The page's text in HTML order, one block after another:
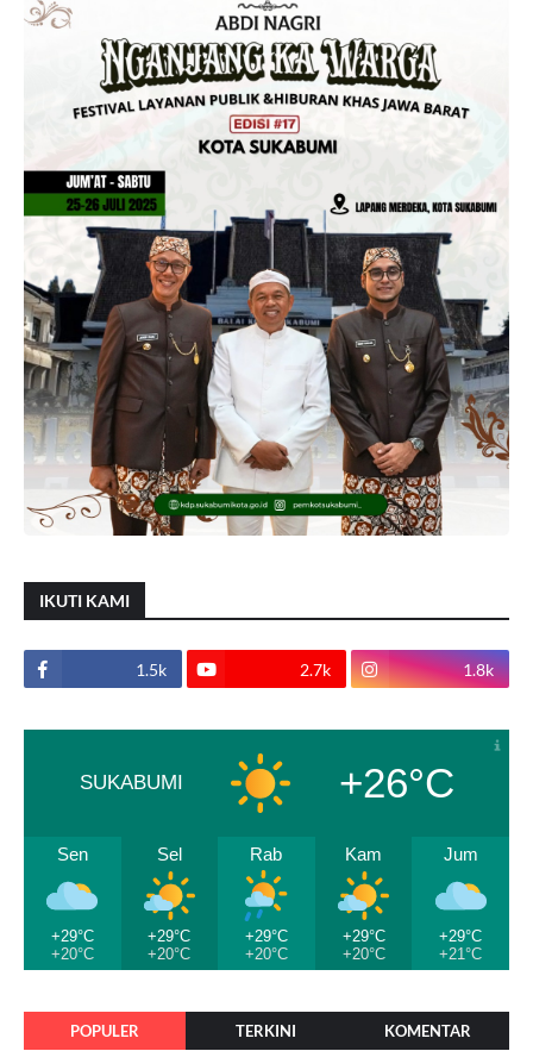
IKUTI KAMI
1.5k 2.7k 1.8k
SUKABUMI +26°C
Sen
+29°C
+20°C
Sel
+29°C
+20°C
Rab
+29°C
+20°C
Kam
+29°C
+20°C
Jum
+29°C
+21°C
POPULER TERKINI KOMENTAR